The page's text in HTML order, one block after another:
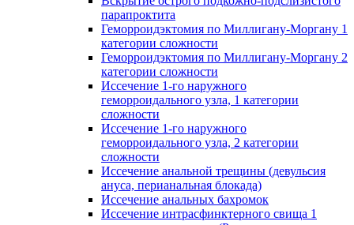
парапроктита
Геморроидэктомия по Миллигану-Моргану 1
категории сложности
Геморроидэктомия по Миллигану-Моргану 2
категории сложности
Иссечение 1-го наружного
геморроидального узла, 1 категории
сложности
Иссечение 1-го наружного
геморроидального узла, 2 категории
сложности
Иссечение анальной трещины (девульсия
ануса, перианальная блокада)
Иссечение анальных бахромок
Иссечение интрасфинктерного свища 1